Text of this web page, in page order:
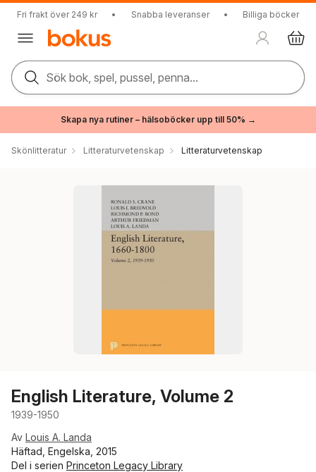
Fri frakt över 249 kr • Snabba leveranser • Billiga böcker
Sök bok, spel, pussel, penna...
Skapa nya rutiner – hälsoböcker upp till 50% →
Skönlitteratur Litteraturvetenskap Litteraturvetenskap
English Literature, Volume 2
1939-1950
Av Louis A. Landa
Häftad, Engelska, 2015
Del i serien Princeton Legacy Library